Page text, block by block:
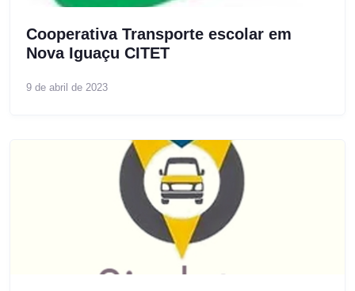
Cooperativa Transporte escolar em
Nova Iguaçu CITET
9 de abril de 2023